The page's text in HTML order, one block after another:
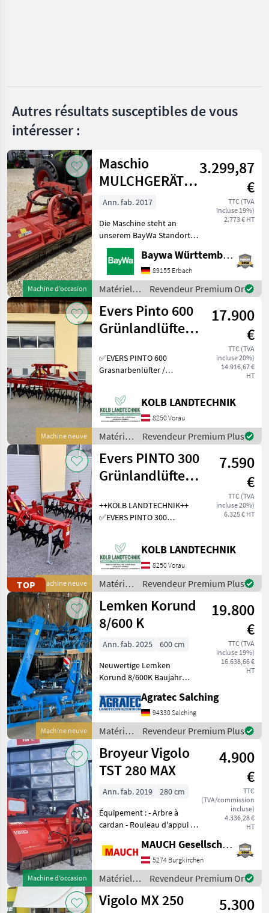
DORA
400
MARKETPLACE
Marketplace
Offres des
distributeurs annonces
Autres résultats susceptibles de vous
intéresser :
Machine d’occasion
Maschio
MULCHGERÄT
BISONTE 280
"AB"
3.299,87
€
TTC (TVA
incluse 19%)
2.773 € HT
Ann. fab. 2017
Die Maschine steht an
unserem BayWa Standort in
DE-73527 Herlikofen.Gerne
steht Ihnen Herr Rössler
unter Tel.: 0151 1610 3908
für Ihre Anfrage zur
Verfügung!Maschio
Baywa Württemberg
89155 Erbach
Matériels
de semis /
Maschio
Revendeur Premium Or
Machine neuve
Evers Pinto 600
Grünlandlüfter -
- Gr
17.900
€
TTC (TVA
incluse 20%)
14.916,67 €
HT
✅EVERS PINTO 600
Grasnarbenlüfter /
6.0m ✅Sternwalze leicht
schrägstellbar, dadurch 2
verschieden Intensive
Bearbeitungsstufen ✅Zinke
KOLB LANDTECHNIK
8250 Vorau
Matériels
de semis
/ Evers
Revendeur Premium Plus
TOP Machine neuve
Evers PINTO 300
Grünlandlüfter -
- Gr
7.590
€
TTC (TVA
incluse 20%)
6.325 € HT
++KOLB LANDTECHNIK++
✅EVERS PINTO 300
Bodenlüfter ✅Arbeits- und
Transportbreite 3.0m
✅Sternwalze leicht
schrägstellbar, dadurch 2
verschied
KOLB LANDTECHNIK
8250 Vorau
Matériels
de semis
/ Evers
Revendeur Premium Plus
Machine neuve
Lemken Korund
8/600 K
19.800
€
TTC (TVA
incluse 19%)
16.638,66 €
HT
Ann. fab. 2025
600 cm
Neuwertige Lemken
Korund 8/600K Baujahr
Neuwertiger Zustand!!!
Achtung! Maschine steht
beim Kunden! Matériels de
semis Combinés de
préparation
Agratec Salching
94330 Salching
Matériels
de semis
/
Lemken
Revendeur Premium Plus
Machine d’occasion
Broyeur Vigolo
TST 280 MAX
4.900
€
TTC
(TVA/commission
incluse)
4.336,28 €
HT
Ann. fab. 2019
280 cm
Équipement : - Arbre à
cardan - Rouleau d'appui -
Attelage arrière - Double
carter - Déport latéral
hydraulique - Lame de
contre-coupe suppl
MAUCH Gesellschaft m.b.H. & Co.KG
5274 Burgkirchen
Matériels
de semis /
Vigolo
Revendeur Premium Or
Vigolo MX 250
5.300